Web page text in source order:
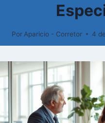
Por Aparicio - Corretor 4